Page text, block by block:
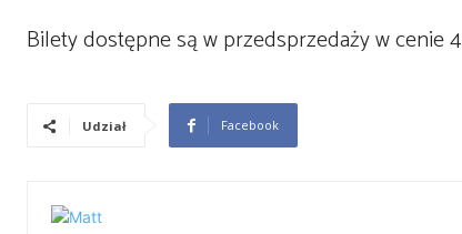
Bilety dostępne są w przedsprzedaży w cenie
Udział Facebook